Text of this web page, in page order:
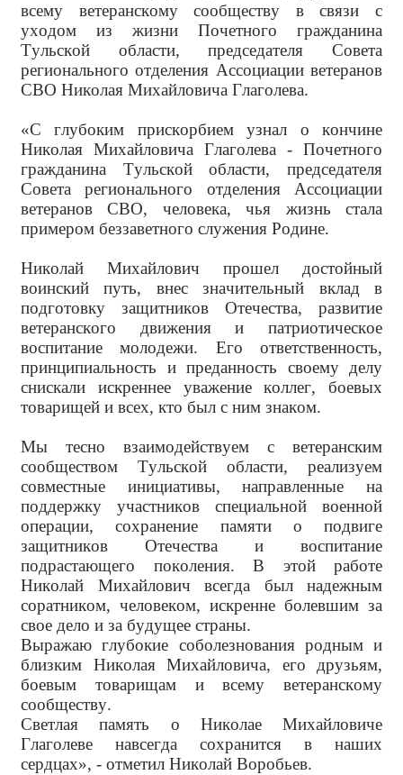
всему ветеранскому сообществу в связи с
уходом из жизни Почетного гражданина
Тульской области, председателя Совета
регионального отделения Ассоциации ветеранов
СВО Николая Михайловича Глаголева.
«С глубоким прискорбием узнал о кончине
Николая Михайловича Глаголева - Почетного
гражданина Тульской области, председателя
Совета регионального отделения Ассоциации
ветеранов СВО, человека, чья жизнь стала
примером беззаветного служения Родине.
Николай Михайлович прошел достойный
воинский путь, внес значительный вклад в
подготовку защитников Отечества, развитие
ветеранского движения и патриотическое
воспитание молодежи. Его ответственность,
принципиальность и преданность своему делу
снискали искреннее уважение коллег, боевых
товарищей и всех, кто был с ним знаком.
Мы тесно взаимодействуем с ветеранским
сообществом Тульской области, реализуем
совместные инициативы, направленные на
поддержку участников специальной военной
операции, сохранение памяти о подвиге
защитников Отечества и воспитание
подрастающего поколения. В этой работе
Николай Михайлович всегда был надежным
соратником, человеком, искренне болевшим за
свое дело и за будущее страны.
Выражаю глубокие соболезнования родным и
близким Николая Михайловича, его друзьям,
боевым товарищам и всему ветеранскому
сообществу.
Светлая память о Николае Михайловиче
Глаголеве навсегда сохранится в наших
сердцах», - отметил Николай Воробьев.